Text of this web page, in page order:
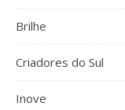
Brilhe
Criadores do Sul
Inove